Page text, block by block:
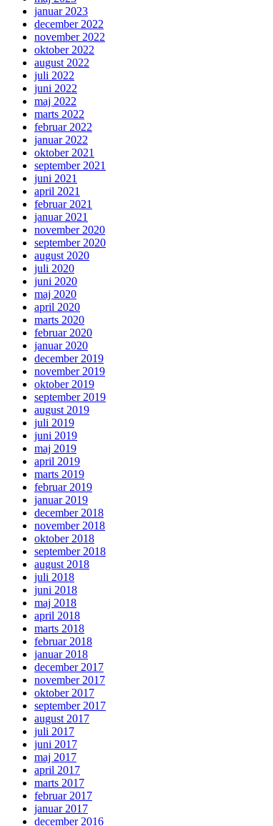
januar 2023
december 2022
november 2022
oktober 2022
august 2022
juli 2022
juni 2022
maj 2022
marts 2022
februar 2022
januar 2022
oktober 2021
september 2021
juni 2021
april 2021
februar 2021
januar 2021
november 2020
september 2020
august 2020
juli 2020
juni 2020
maj 2020
april 2020
marts 2020
februar 2020
januar 2020
december 2019
november 2019
oktober 2019
september 2019
august 2019
juli 2019
juni 2019
maj 2019
april 2019
marts 2019
februar 2019
januar 2019
december 2018
november 2018
oktober 2018
september 2018
august 2018
juli 2018
juni 2018
maj 2018
april 2018
marts 2018
februar 2018
januar 2018
december 2017
november 2017
oktober 2017
september 2017
august 2017
juli 2017
juni 2017
maj 2017
april 2017
marts 2017
februar 2017
januar 2017
december 2016